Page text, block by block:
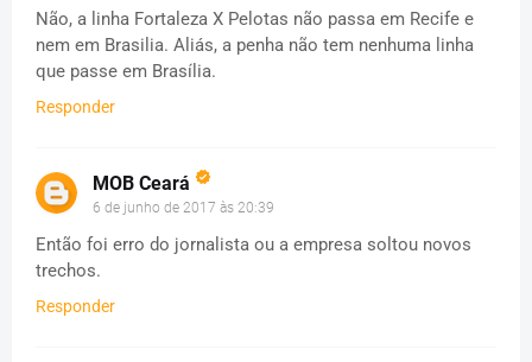
Não, a linha Fortaleza X Pelotas não passa em Recife e
nem em Brasilia. Aliás, a penha não tem nenhuma linha
que passe em Brasília.
Responder
MOB Ceará
6 de junho de 2017 às 20:39
Então foi erro do jornalista ou a empresa soltou novos
trechos.
Responder